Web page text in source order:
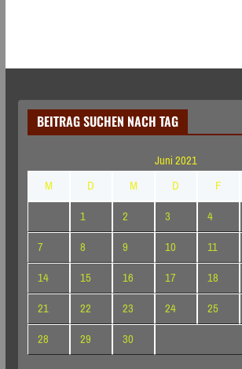
BEITRAG SUCHEN NACH TAG
Juni 2021
M
D M D F
1
2 3 4
7
8 9 10 11
14
15 16 17 18
21
22 23 24 25
28
29
30